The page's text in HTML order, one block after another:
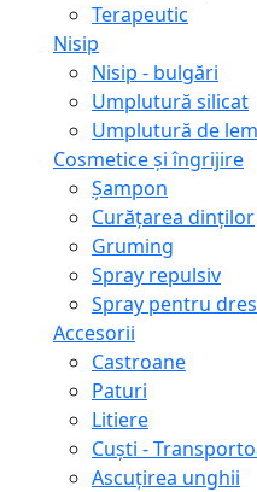
Terapeutic
Nisip
Nisip - bulgări
Umplutură silicat
Umplutură de
Cosmetice și îngrijire
Șampon
Curățarea dinților
Gruming
Spray repulsiv
Spray pentru
Accesorii
Castroane
Paturi
Litiere
Сuști -
Ascuţirea unghii